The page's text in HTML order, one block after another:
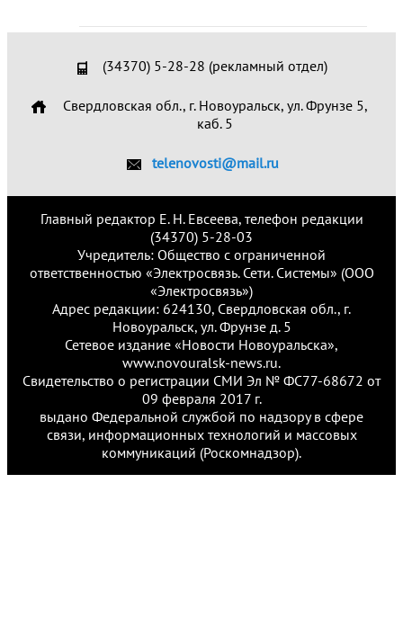
(34370) 5-28-28 (рекламный отдел)
Свердловская обл., г. Новоуральск, ул. Фрунзе 5,
каб. 5
telenovosti@mail.ru
Главный редактор Е. Н. Евсеева, телефон редакции
(34370) 5-28-03
Учредитель: Общество с ограниченной
ответственностью «Электросвязь. Сети. Системы» (ООО
«Электросвязь»)
Адрес редакции: 624130, Свердловская обл., г.
Новоуральск, ул. Фрунзе д. 5
Сетевое издание «Новости Новоуральска»,
www.novouralsk-news.ru.
Свидетельство о регистрации СМИ Эл № ФС77-68672 от
09 февраля 2017 г.
выдано Федеральной службой по надзору в сфере
связи, информационных технологий и массовых
коммуникаций (Роскомнадзор).